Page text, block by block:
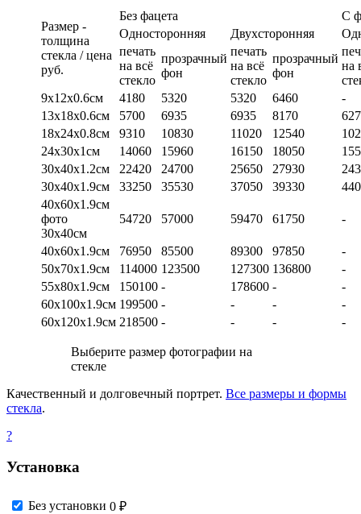
Размер -
толщина
стекла / цена
руб.
Без фацета
С
Односторонняя
Двухсторонняя
печать
на всё
стекло
прозрачный
фон
печать
на всё
стекло
прозрачный
фон
на
9х12х0.6см
4180 5320 5320 6460
-
13х18х0.6см
5700 6935 6935 8170
18х24х0.8см
9310 10830 11020 12540
24х30х1см
14060 15960 16150 18050
30х40х1.2см
22420 24700 25650 27930
30х40х1.9см
33250 35530 37050 39330
40х60х1.9см
фото
30х40см
54720 57000 59470 61750 -
40х60х1.9см 76950 85500 89300 97850
-
50х70х1.9см
114000 123500 127300 136800
-
55х80х1.9см
150100 - 178600 -
-
60х100х1.9см 199500 - - -
-
60х120х1.9см 218500 - - - -
Выберите размер фотографии на
стекле
Качественный и долговечный портрет. Все размеры и формы
стекла.
?
Установка
Без установки 0 ₽